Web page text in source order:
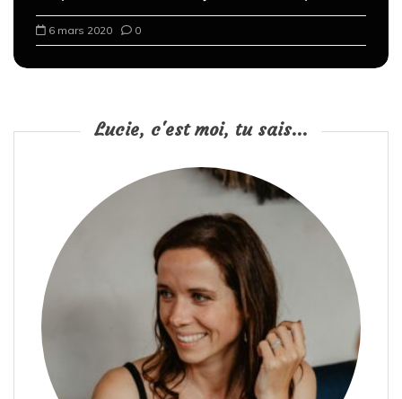
6 mars 2020 0
Lucie, c'est moi, tu sais...